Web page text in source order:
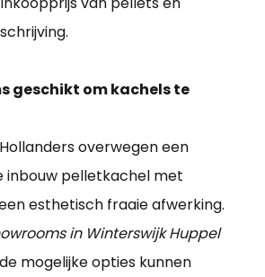
geschikt om kachels te
overwegen een
inbouw pelletkachel met
esthetisch fraaie afwerking.
in Winterswijk Huppel
mogelijke opties kunnen